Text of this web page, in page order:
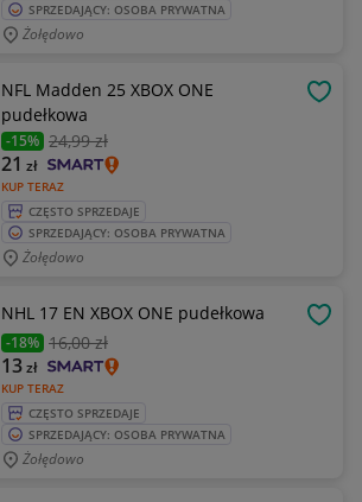
SPRZEDAJĄCY: OSOBA PRYWATNA
Żołędowo
NFL Madden 25 XBOX ONE
pudełkowa
-15% 24,99 zł
KUP TERAZ
21 zł
CZĘSTO SPRZEDAJE
SPRZEDAJĄCY: OSOBA PRYWATNA
Żołędowo
NHL 17 EN XBOX ONE pudełkowa
-18% 16,00 zł
KUP TERAZ
13zł
CZĘSTO SPRZEDAJE
SPRZEDAJĄCY: OSOBA PRYWATNA
Żołędowo